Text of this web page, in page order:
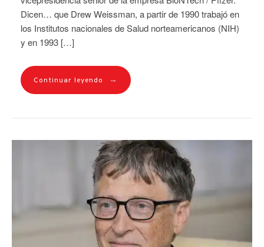
Dicen… que Drew Weissman, a partir de 1990 trabajó en
los Institutos nacionales de Salud norteamericanos (NIH)
y en 1993 […]
Continuar leyendo →